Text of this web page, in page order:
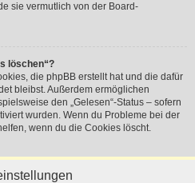
sie vermutlich von der Board-
löschen“?
die phpBB erstellt hat und die dafür
bleibst. Außerdem ermöglichen
den „Gelesen“-Status – sofern
wurden. Wenn du Probleme bei der
wenn du die Cookies löscht.